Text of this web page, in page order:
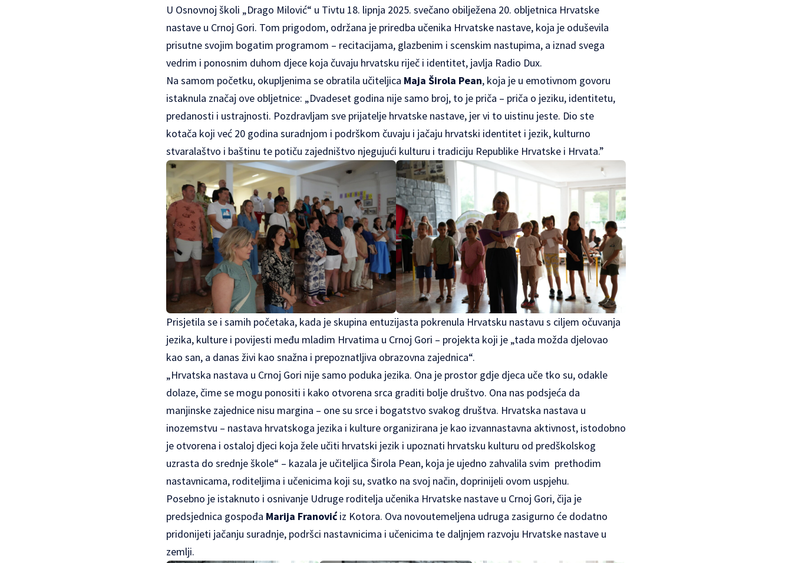
U Osnovnoj školi „Drago Milović“ u Tivtu 18. lipnja 2025. svečano obilježena 20. obljetnica Hrvatske
nastave u Crnoj Gori. Tom prigodom, održana je priredba učenika Hrvatske nastave, koja je oduševila
prisutne svojim bogatim programom – recitacijama, glazbenim i scenskim nastupima, a iznad svega
vedrim i ponosnim duhom djece koja čuvaju hrvatsku riječ i identitet, javlja Radio Dux.
Na samom početku, okupljenima se obratila učiteljica Maja Širola Pean, koja je u emotivnom govoru
istaknula značaj ove obljetnice: „Dvadeset godina nije samo broj, to je priča – priča o jeziku, identitetu,
predanosti i ustrajnosti. Pozdravljam sve prijatelje hrvatske nastave, jer vi to uistinu jeste. Dio ste
kotača koji već 20 godina suradnjom i podrškom čuvaju i jačaju hrvatski identitet i jezik, kulturno
stvaralaštvo i baštinu te potiču zajedništvo njegujući kulturu i tradiciju Republike Hrvatske i Hrvata.”
Prisjetila se i samih početaka, kada je skupina entuzijasta pokrenula Hrvatsku nastavu s ciljem očuvanja
jezika, kulture i povijesti među mladim Hrvatima u Crnoj Gori – projekta koji je „tada možda djelovao
kao san, a danas živi kao snažna i prepoznatljiva obrazovna zajednica“.
„Hrvatska nastava u Crnoj Gori nije samo poduka jezika. Ona je prostor gdje djeca uče tko su, odakle
dolaze, čime se mogu ponositi i kako otvorena srca graditi bolje društvo. Ona nas podsjeća da
manjinske zajednice nisu margina – one su srce i bogatstvo svakog društva. Hrvatska nastava u
inozemstvu – nastava hrvatskoga jezika i kulture organizirana je kao izvannastavna aktivnost, istodobno
je otvorena i ostaloj djeci koja žele učiti hrvatski jezik i upoznati hrvatsku kulturu od predškolskog
uzrasta do srednje škole“ – kazala je učiteljica Širola Pean, koja je ujedno zahvalila svim prethodim
nastavnicama, roditeljima i učenicima koji su, svatko na svoj način, doprinijeli ovom uspjehu.
Posebno je istaknuto i osnivanje Udruge roditelja učenika Hrvatske nastave u Crnoj Gori, čija je
predsjednica gospođa Marija Franovićiz Kotora. Ova novoutemeljena udruga zasigurno će dodatno
pridonijeti jačanju suradnje, podršci nastavnicima i učenicima te daljnjem razvoju Hrvatske nastave u
zemlji.